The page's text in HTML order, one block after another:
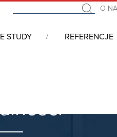
O
STUDY REFERENCJE